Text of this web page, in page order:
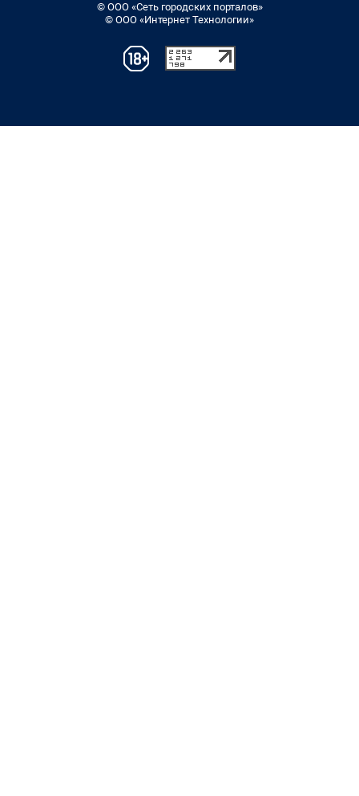
© ООО «Сеть городских порталов»
© ООО «Интернет Технологии»